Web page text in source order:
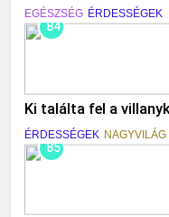
EGÉSZSÉG ÉRDESSÉGEK
84
Ki találta fel a
ÉRDESSÉGEK NAGYVILÁG
85